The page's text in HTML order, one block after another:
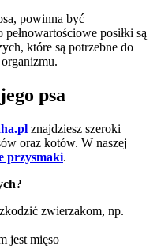
powinna być
posiłki są
które są potrzebne do
psa
znajdziesz szeroki
oraz kotów. W naszej
przysmaki.
zwierzakom, np.
jest mięso